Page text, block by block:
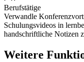
Berufstätige
Verwandle
Schulungsvideos in
handschriftliche Notizen
Weitere